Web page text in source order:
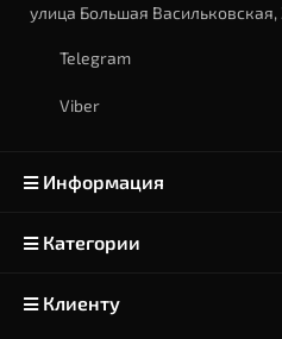
улица Большая Васильковская,
Telegram
Viber
Информация
Категории
Клиенту